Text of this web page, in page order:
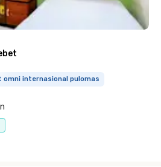
omni internasional pulomas